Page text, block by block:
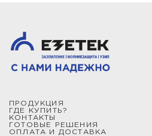
ПРОДУКЦИЯ
ГДЕ КУПИТЬ?
КОНТАКТЫ
ГОТОВЫЕ РЕШЕНИЯ
ОПЛАТА И ДОСТАВКА